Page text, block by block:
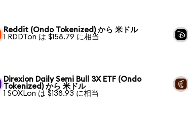
Reddit (Ondo Tokenized) から 米ドル
1 RDDTon は $158.79 に相当
Direxion Daily Semi Bull 3X ETF (Ondo
Tokenized) から 米ドル
1 SOXLon は $138.93 に相当